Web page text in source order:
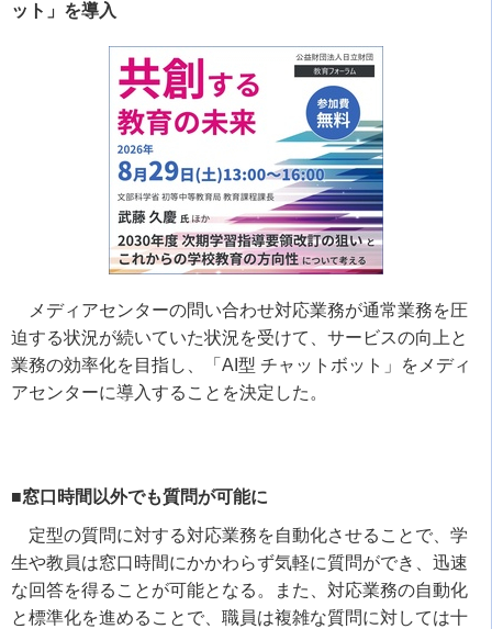
ット」を導入
メディアセンターの問い合わせ対応業務が通常業務を圧
迫する状況が続いていた状況を受けて、サービスの向上と
業務の効率化を目指し、「 AI 型 チャットボット」をメディ
アセンターに導入することを決定した。
■窓口時間以外でも質問が可能に
定型の質問に対する対応業務を自動化させることで、学
生や教員は窓口時間にかかわらず気軽に質問ができ、迅速
な回答を得ることが可能となる。また、対応業務の自動化
と標準化を進めることで、職員は複雑な質問に対しては十